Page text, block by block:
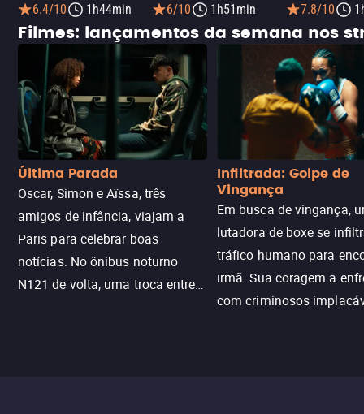
6.4/10
1h44min
6/10
1h51min
7.8/10
Filmes: lançamentos da semana nos
Última Parada
Oscar, Simon e Aïssa, três
amigos de infância, viajam a
Paris para celebrar boas
notícias. No ônibus noturno
N121 de volta, uma troca entre
Infiltrada: Golpe de
Vingança
Em busca de vingança,
lutadora de boxe se
tráfico humano para
irmã. Sua coragem a
com criminosos